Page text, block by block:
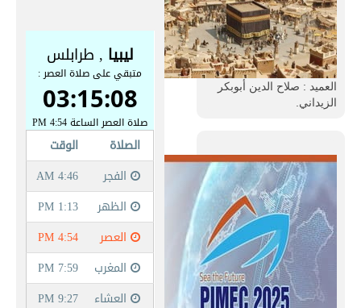
العميد : صلاح الدين أبوبكر
الزيداني.